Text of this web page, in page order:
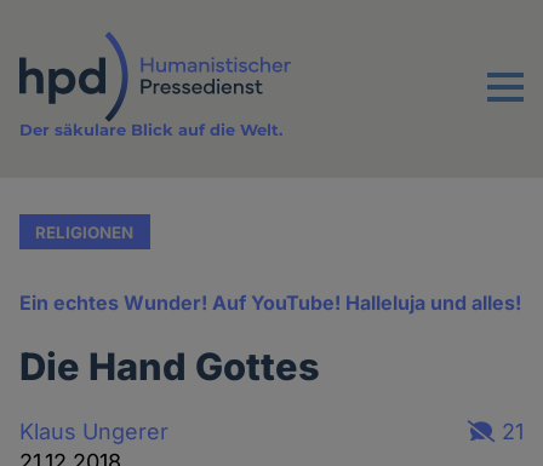
Inhalt
Menu
Der säkulare Blick auf die Welt.
RELIGIONEN
Ein echtes Wunder! Auf YouTube! Halleluja und alles!
Die Hand Gottes
Klaus Ungerer
21